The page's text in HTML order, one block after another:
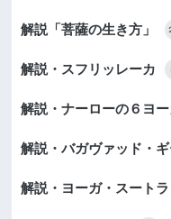
解説「菩薩の生き方」
解説・スフリッレーカ
解説・ナーローの６ヨ
解説・バガヴァッド・
解説・ヨーガ・スートラ